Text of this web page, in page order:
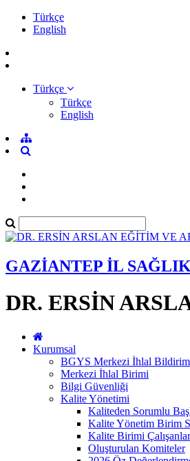
Türkçe
English
Türkçe
Türkçe
English
GAZİANTEP İL
DR. ERSİN
Kurumsal
BGYS Merkezi İhlal
Merkezi İhlal Birimi
Bilgi Güvenliği
Kalite Yönetimi
Kaliteden Sorumlu
Kalite Yönetim Birim
Kalite Birimi
Oluşturulan Komiteler